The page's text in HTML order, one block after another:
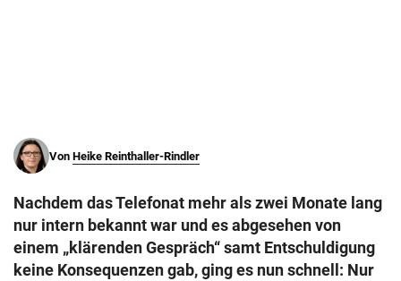
Von Heike Reinthaller-Rindler
Nachdem das Telefonat mehr als zwei Monate lang
nur intern bekannt war und es abgesehen von
einem „klärenden Gespräch“ samt Entschuldigung
keine Konsequenzen gab, ging es nun schnell: Nur